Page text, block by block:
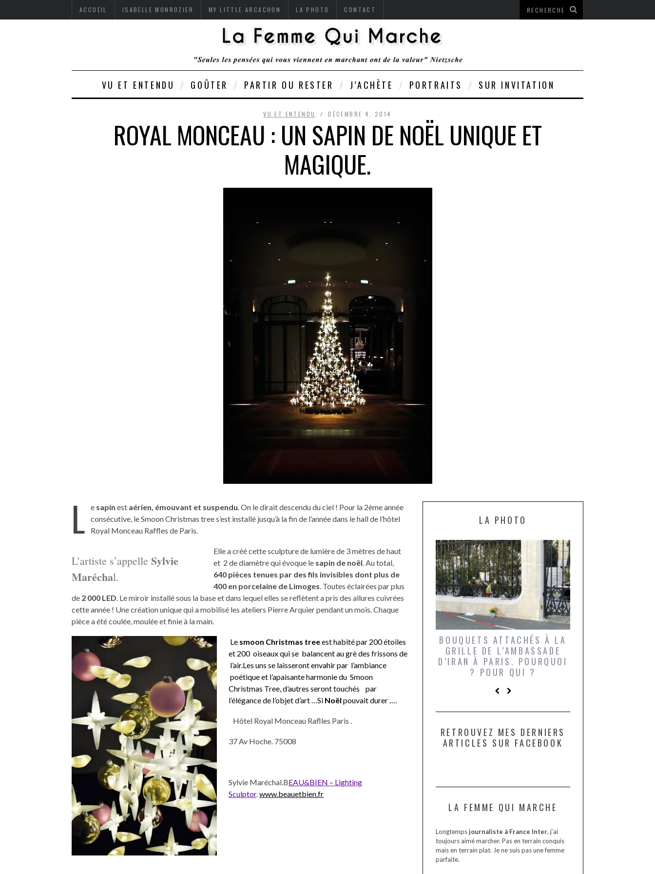
ACCUEIL ISABELLE MONROZIER MY LITTLE ARCACHON LA PHOTO CONTACT
VU ET ENTENDU GOÛTER PARTIR OU RESTER J’ACHÈTE PORTRAITS SUR INVITATION
VU ET ENTENDU DÉCEMBRE 4, 2014
ROYAL MONCEAU : UN SAPIN DE NOËL UNIQUE ET
MAGIQUE.
L e sapin est aérien, émouvant et suspendu. On le dirait descendu du ciel ! Pour la 2ème année
consécutive, le Smoon Christmas tree s’est installé jusqu’à la fin de l’année dans le hall de l’hôtel
Royal Monceau Raffles de Paris.
L’artiste s’appelle Sylvie
Maréchal.
Elle a créé cette sculpture de lumière de 3 mètres de haut
et 2 de diamètre qui évoque le sapin de noël. Au total,
640 pièces tenues par des fils invisibles dont plus de
400 en porcelaine de Limoges. Toutes éclairées par plus
de 2 000 LED. Le miroir installé sous la base et dans lequel elles se reflètent a pris des allures cuivrées
cette année ! Une création unique qui a mobilisé les ateliers Pierre Arquier pendant un mois. Chaque
pièce a été coulée, moulée et finie à la main.
Le smoon Christmas treeest habité par 200 étoiles
et 200 oiseaux qui se balancent au grè des frissons de
l’air.Les uns se laisseront envahir par l’ambiance
poétique et l’apaisante harmonie du Smoon
Christmas Tree, d’autres seront touchés par
l’élégance de l’objet d’art …Si Noël pouvait durer ….
Hôtel Royal Monceau Raflles Paris .
37 Av Hoche. 75008
Sylvie Maréchal.BEAU&BIEN – Lighting
Sculptor.www.beauetbien.fr
LA PHOTO
UNE MOUETTE SUR LA TÊTE
DE LA VIERGE À BIARRITZ.
BOUQUETS ATTACHÉS À LA
GRILLE DE L’AMBASSADE
D’IRAN À PARIS. POURQUOI
? POUR QUI ?
RETROUVEZ MES DERNIERS
ARTICLES SUR FACEBOOK
LA FEMME QUI MARCHE
Longtemps journaliste à France Inter, j’ai
toujours aimé marcher. Pas en terrain conquis
mais en terrain plat. Je ne suis pas une femme
parfaite.